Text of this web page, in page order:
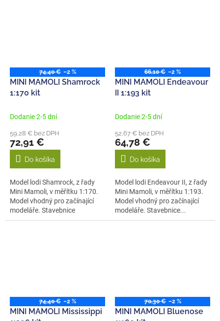
74,40 € –2 %
MINI MAMOLI Shamrock
1:170 kit
Dodanie 2-5 dní
59,28 € bez DPH
72,91 €
Do košíka
Model lodi Shamrock, z řady
Mini Mamoli, v měřítku 1:170.
Model vhodný pro začínající
modeláře. Stavebnice
obsahuje...
66,10 € –2 %
MINI MAMOLI Endeavour
II 1:193 kit
Dodanie 2-5 dní
52,67 € bez DPH
64,78 €
Do košíka
Model lodi Endeavour II, z řady
Mini Mamoli, v měřítku 1:193.
Model vhodný pro začínající
modeláře. Stavebnice...
74,40 € –2 %
MINI MAMOLI Mississippi
70,30 € –2 %
MINI MAMOLI Bluenose